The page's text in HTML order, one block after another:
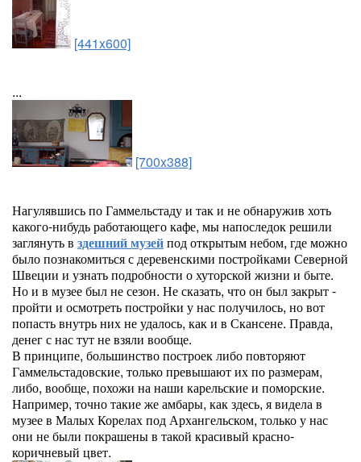
[441x600]
...
[700x388]
Нагулявшись по Гаммельстаду и так и не обнаружив хоть
какого-нибудь работающего кафе, мы напоследок решили
заглянуть в здешний музейпод открытым небом, где можно
было познакомиться с деревенскими постройками Северной
Швеции и узнать подробности о хуторской жизни и быте.
Но и в музее был не сезон. Не сказать, что он был закрыт -
пройти и осмотреть постройки у нас получилось, но вот
попасть внутрь них не удалось, как и в Скансене. Правда,
денег с нас тут не взяли вообще.
В принципе, большинство построек либо повторяют
Гаммельстадовские, только превышают их по размерам,
либо, вообще, похожи на наши карельские и поморские.
Например, точно такие же амбары, как здесь, я видела в
музее в Малых Корелах под Архангельском, только у нас
они не были покрашены в такой красивый красно-
коричневый цвет.